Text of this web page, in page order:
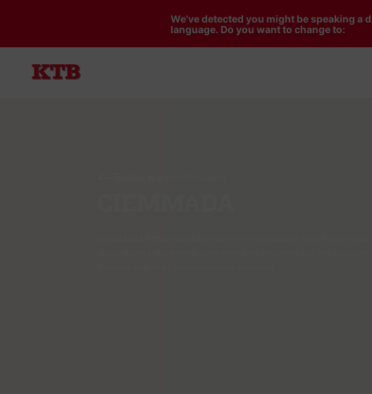
We've detected you might be speaking a
language. Do you want to change to: